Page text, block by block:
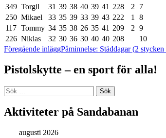
349 Torgil 31 39 38 40 39 41 228 2
7
250 Mikael 33 35 39 33 39 43 222 1
8
117 Tommy 34 35 38 26 35 41 209 2 9
226 Niklas 32 30 36 30 40 40 208 10
Inläggsnavigering
Föregående inläggPåminnelse: Städdagar (2
Pistolskytte – en sport för alla!
Sök
efter:
Aktiviteter på Sandabanan
augusti 2026